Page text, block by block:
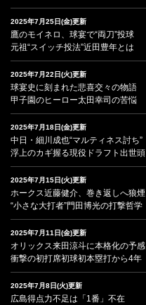
2025年7月25日(金)更新
鷹のモイネロ、球宴で“両刀”投球
元祖“スイッチ投法”近田豊年とは
2025年7月22日(火)更新
球宴史に刻まれた悲喜交々の物語
甲子園のヒーロー太田幸司の苦悩
2025年7月18日(金)更新
中日・細川成也“マルティネス討ち”
浮上のカギ握る現役ドラフト出世頭
2025年7月15日(火)更新
ホークス近藤健介、巻き返しへ狼煙
“小さな大打者”門田博光の打撃哲学
2025年7月11日(金)更新
オリックス来田涼斗に本格化の予感
衝撃の初打席初球初本塁打から4年
2025年7月8日(火)更新
広島得点力不足は「1番」不在